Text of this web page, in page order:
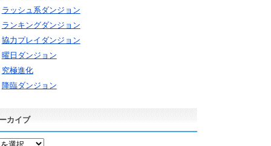
ラッシュ系ダンジョン
ランキングダンジョン
協力プレイダンジョン
曜日ダンジョン
究極進化
降臨ダンジョン
カイブ